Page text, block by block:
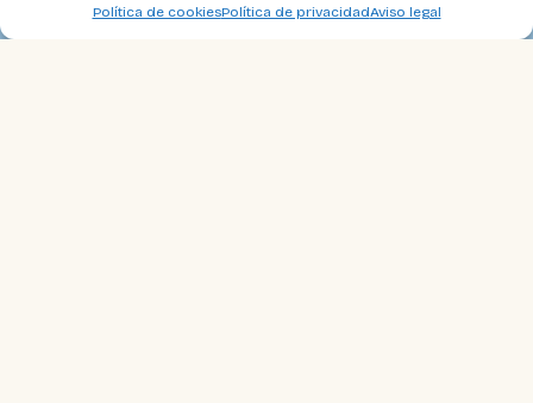
Política de cookiesPolítica de privacidadAviso legal